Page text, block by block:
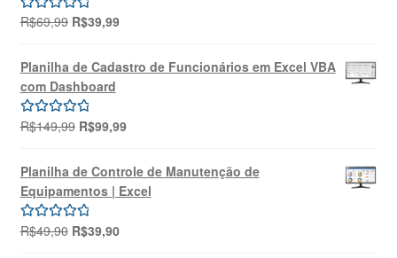
Avaliação
R$69,99 O
original
era:
R$69,99.
R$39,99O
atual
é:
Planilha de Cadastro de Funcionários em Excel VBA
com Dashboard
Avaliação
R$149,99 O
original
era:
R$149,99.
R$99,99O
atual
é:
R$99,99.
Planilha de Controle de Manutenção de
Equipamentos | Excel
Avaliação
R$49,90 O
R$39,90O